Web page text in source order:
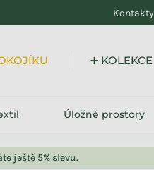
ještě 5% slevu.
Kontakty
➕ KOLEKCE
Úložné prostory